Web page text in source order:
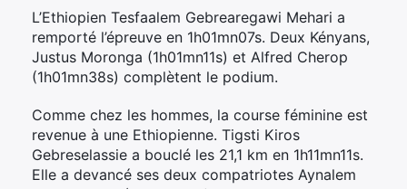
L’Ethiopien Tesfaalem Gebrearegawi Mehari a
remporté l’épreuve en 1h01mn07s. Deux Kényans,
Justus Moronga (1h01mn11s) et Alfred Cherop
(1h01mn38s) complètent le podium.
Comme chez les hommes, la course féminine est
revenue à une Ethiopienne. Tigsti Kiros
Gebreselassie a bouclé les 21,1 km en 1h11mn11s.
Elle a devancé ses deux compatriotes Aynalem